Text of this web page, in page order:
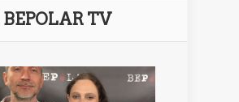
BEPOLAR TV